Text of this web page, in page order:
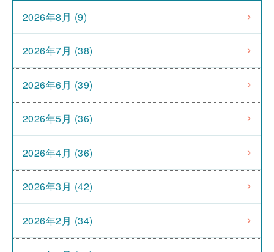
2026年8月 (9)
2026年7月 (38)
2026年6月 (39)
2026年5月 (36)
2026年4月 (36)
2026年3月 (42)
2026年2月 (34)